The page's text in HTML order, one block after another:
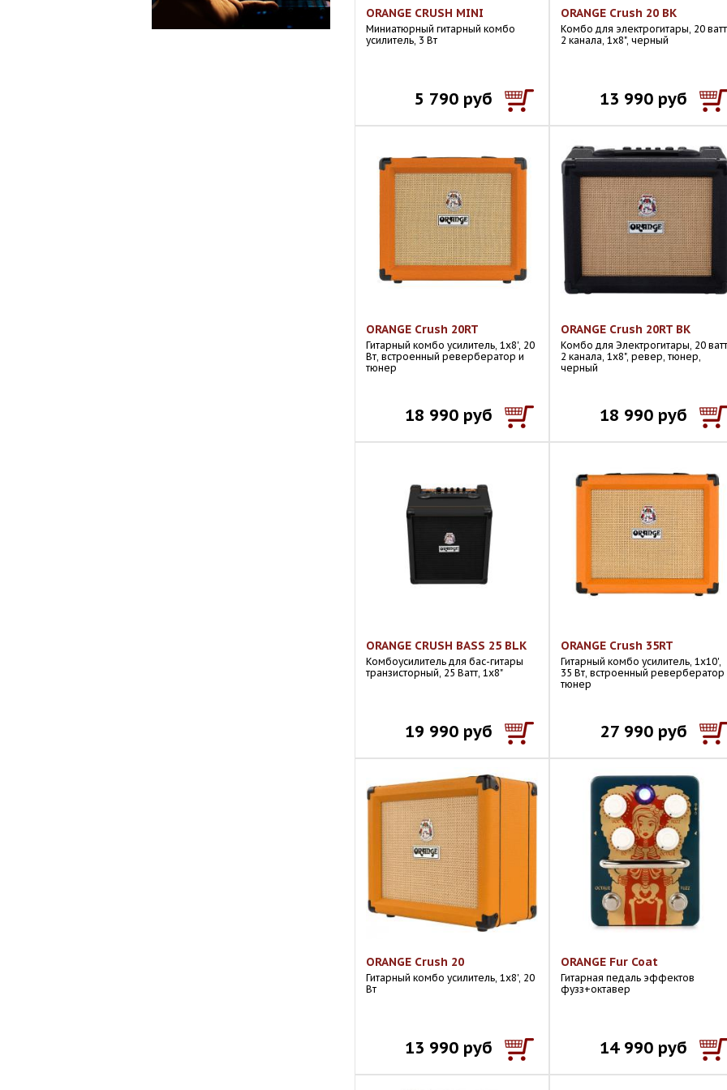
ORANGE CRUSH MINI
Миниатюрный гитарный комбо
усилитель, 3 Вт
5 790 руб
ORANGE Crush 20 BK
Комбо для электрогитары, 20
2 канала, 1х8", черный
13 990 руб
ORANGE Crush 20RT
Гитарный комбо усилитель, 1x8', 20
Вт, встроенный ревербератор и
тюнер
18 990 руб
ORANGE Crush 20RT BK
Комбо для Электрогитары, 20
2 канала, 1х8", ревер, тюнер,
черный
18 990 руб
ORANGE CRUSH BASS 25 BLK
Комбоусилитель для бас-гитары
транзисторный, 25 Ватт, 1x8"
19 990 руб
ORANGE Crush 35RT
Гитарный комбо усилитель, 1x10',
35 Вт, встроенный ревербератор
тюнер
27 990 руб
ORANGE Crush 20
Гитарный комбо усилитель, 1x8', 20
Вт
13 990 руб
ORANGE Fur Coat
Гитарная педаль эффектов
фузз+октавер
14 990 руб